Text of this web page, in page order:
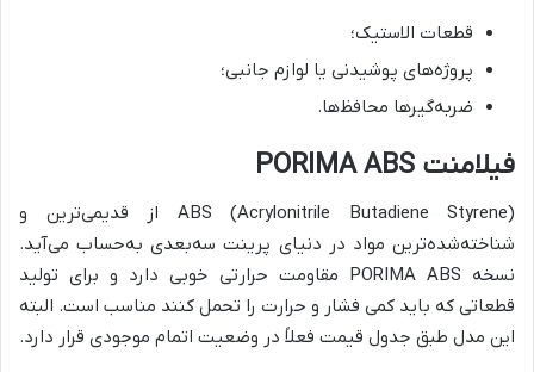
قطعات الاستیک؛
پروژه‌های پوشیدنی یا لوازم جانبی؛
ضربه‌گیرها محافظ‌ها.
فیلامنت PORIMA ABS
ABS (Acrylonitrile Butadiene Styrene) از قدیمی‌ترین و
شناخته‌شده‌ترین مواد در دنیای پرینت سه‌بعدی به‌حساب می‌آید.
نسخه PORIMA ABS مقاومت حرارتی خوبی دارد و برای تولید
قطعاتی که باید کمی فشار و حرارت را تحمل کنند مناسب است. البته
این مدل طبق جدول قیمت فعلاً در وضعیت اتمام موجودی قرار دارد.